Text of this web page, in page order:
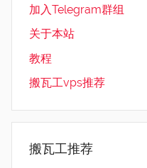
加入Telegram群组
关于本站
教程
搬瓦工vps推荐
搬瓦工推荐